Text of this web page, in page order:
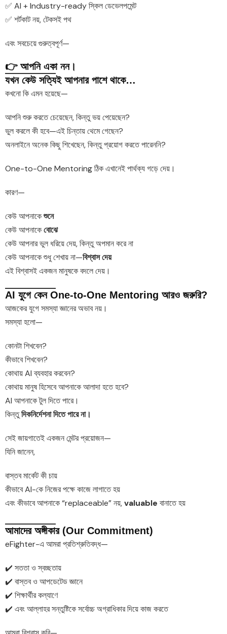
✅ AI + Industry-ready স্কিল ডেভেলপমেন্ট
✅ শর্টকাট নয়, টেকসই পথ
এবং সবচেয়ে গুরুত্বপূর্ণ—
👉 আপনি একা নন।
যখন কেউ সত্যিই আপনার পাশে থাকে…
কখনো কি এমন হয়েছে—
আপনি শুরু করতে চেয়েছেন, কিন্তু ভয় পেয়েছেন?
ভুল করলে কী হবে—এই চিন্তায় থেমে গেছেন?
অনলাইনে অনেক কিছু শিখেছেন, কিন্তু প্রয়োগ করতে পারেননি?
One-to-One Mentoring ঠিক এখানেই পার্থক্য গড়ে দেয়।
কারণ—
কেউ আপনাকেশুনে
কেউ আপনাকেবোঝে
কেউ আপনার ভুল ধরিয়ে দেয়, কিন্তু অপমান করে না
কেউ আপনাকে শুধু শেখায় না—বিশ্বাস দেয়
এই বিশ্বাসই একজন মানুষকে বদলে দেয়।
AI যুগে কেন One-to-One Mentoring আরও জরুরি?
আজকের যুগে সমস্যা জ্ঞানের অভাব নয়।
সমস্যা হলো—
কোনটা শিখবেন?
কীভাবে শিখবেন?
কোথায় AI ব্যবহার করবেন?
কোথায় মানুষ হিসেবে আপনাকে আলাদা হতে হবে?
AI আপনাকে টুল দিতে পারে।
কিন্তুদিকনির্দেশনা দিতে পারে না।
সেই জায়গাতেই একজন মেন্টর প্রয়োজন—
যিনি জানেন,
বাস্তব মার্কেট কী চায়
কীভাবে AI-কে নিজের পক্ষে কাজে লাগাতে হয়
এবং কীভাবে আপনাকে “replaceable” নয়,valuable বানাতে হয়
আমাদের অঙ্গীকার (Our Commitment)
eFighter-এ আমরা প্রতিশ্রুতিবদ্ধ—
✔️ সততা ও স্বচ্ছতায়
✔️ বাস্তব ও আপডেটেড জ্ঞানে
✔️ শিক্ষার্থীর কল্যাণে
✔️ এবং আল্লাহর সন্তুষ্টিকে সর্বোচ্চ অগ্রাধিকার দিয়ে কাজ করতে